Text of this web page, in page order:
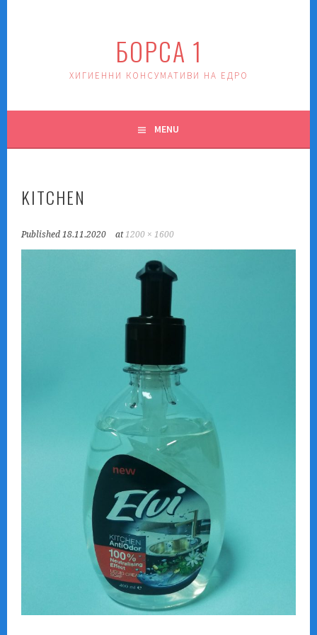
БОРСА 1
ХИГИЕННИ КОНСУМАТИВИ НА ЕДРО
MENU
KITCHEN
Published18.11.2020 at1200 × 1600